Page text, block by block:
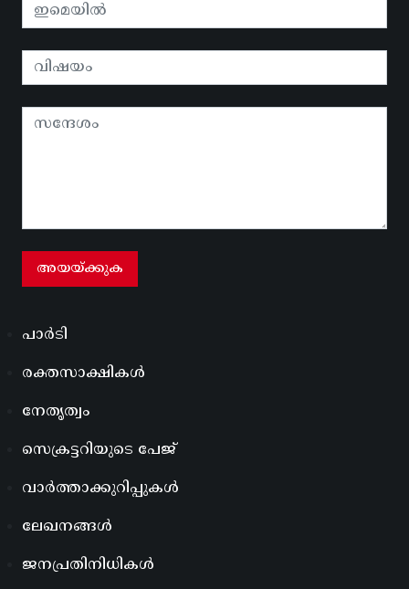
പാർടി
രക്തസാക്ഷികൾ
നേതൃത്വം
സെക്രട്ടറിയുടെ പേജ്
വാർത്താക്കുറിപ്പുകൾ
ലേഖനങ്ങൾ
ജനപ്രതിനിധികൾ